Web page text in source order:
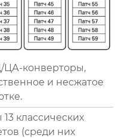
ЦА-конверторы,
и несжатое
классических
(среди них